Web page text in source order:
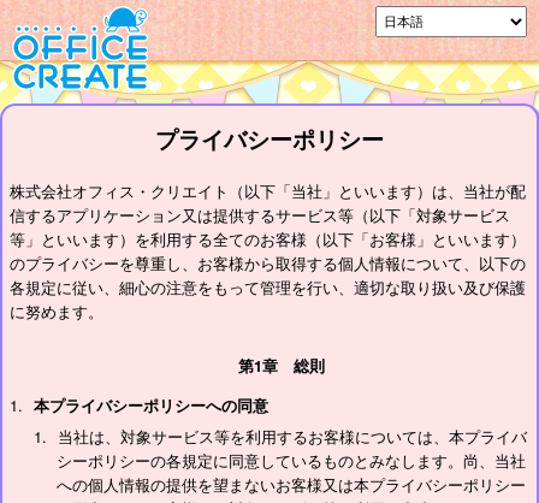
プライバシーポリシー
株式会社オフィス・クリエイト（以下「当社」といいます）は、当社が配
信するアプリケーション又は提供するサービス等（以下「対象サービス
等」といいます）を利用する全てのお客様（以下「お客様」といいます）
のプライバシーを尊重し、お客様から取得する個人情報について、以下の
各規定に従い、細心の注意をもって管理を行い、適切な取り扱い及び保護
に努めます。
第1章 総則
本プライバシーポリシーへの同意
当社は、対象サービス等を利用するお客様については、本プライバ
シーポリシーの各規定に同意しているものとみなします。尚、当社
への個人情報の提供を望まないお客様又は本プライバシーポリシー